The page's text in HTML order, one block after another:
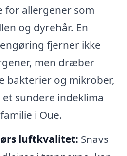
for allergener som
og dyrehår. En
fjerner ikke
men dræber
bakterier og mikrober,
sundere indeklima
i Oue.
luftkvalitet: Snavs